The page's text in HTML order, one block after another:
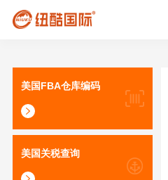
美国FBA仓库编码
美国关税查询